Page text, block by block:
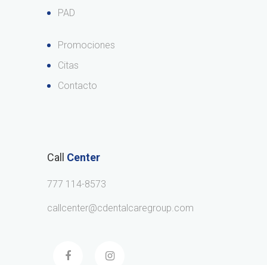
PAD
Promociones
Citas
Contacto
Call Center
777 114-8573
callcenter@cdentalcaregroup.com